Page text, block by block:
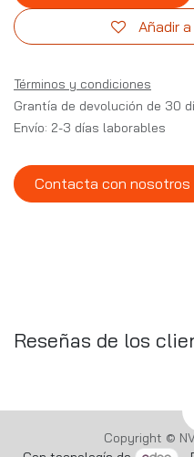
Añadir
Términos y condiciones
Grantía de devolución de 30
Envío: 2-3 días laborables
Contacta con nosotros
Reseñas de los
Copyright ©